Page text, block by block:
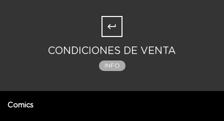
CONDICIONES DE VENTA
INFO
Comics